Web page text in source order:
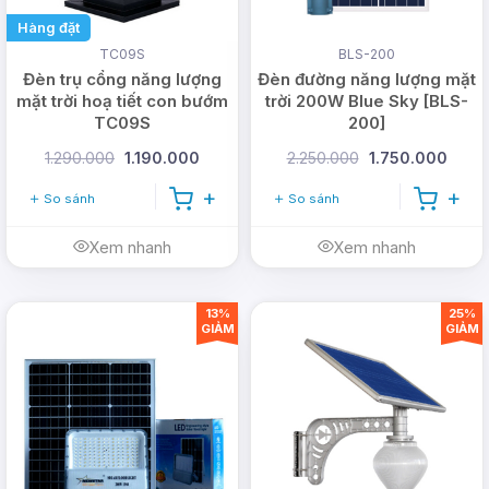
Chính sách bán hàng tại
DMT Solar
1 đổi 1 trong 30 ngày đầu tiên nếu lỗi nhà sản
xuất hoặc đèn không đúng như cam kết. Chế
Hàng đặt
TC09S
Đèn trụ cổng năng lượng
mặt trời hoạ tiết con bướm
TC09S
1.290.000 1.190.000
So sánh
Xem nhanh
BLS-200
Đèn đường năng lượng mặt
trời 200W Blue Sky [BLS-
200]
2.250.000 1.750.000
So sánh
Xem nhanh
13%
GIẢM
25%
GIẢM